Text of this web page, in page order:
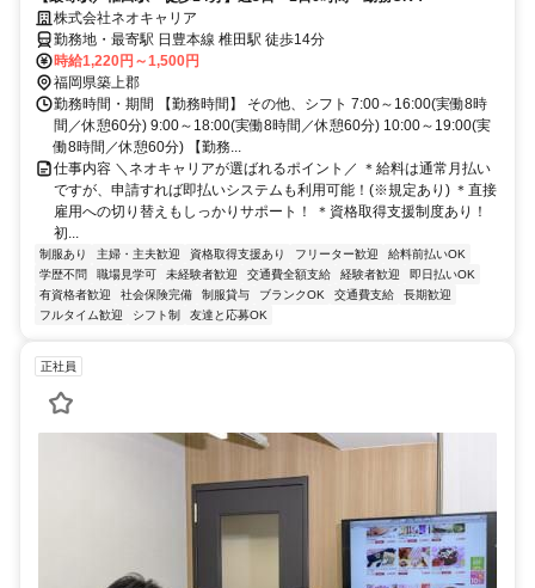
株式会社ネオキャリア
勤務地・最寄駅 日豊本線 椎田駅 徒歩14分
時給1,220円～1,500円
福岡県築上郡
勤務時間・期間 【勤務時間】 その他、シフト 7:00～16:00(実働8時
間／休憩60分) 9:00～18:00(実働8時間／休憩60分) 10:00～19:00(実
働8時間／休憩60分) 【勤務...
仕事内容 ＼ネオキャリアが選ばれるポイント／ ＊給料は通常月払い
ですが、申請すれば即払いシステムも利用可能！(※規定あり) ＊直接
雇用への切り替えもしっかりサポート！ ＊資格取得支援制度あり！
初...
制服あり 主婦・主夫歓迎 資格取得支援あり フリーター歓迎
給料前払いOK
学歴不問
職場見学可 未経験者歓迎 交通費全額支給 経験者歓迎
即日払いOK
有資格者歓迎
社会保険完備 制服貸与 ブランクOK 交通費支給
長期歓迎
フルタイム歓迎
シフト制 友達と応募OK
正社員